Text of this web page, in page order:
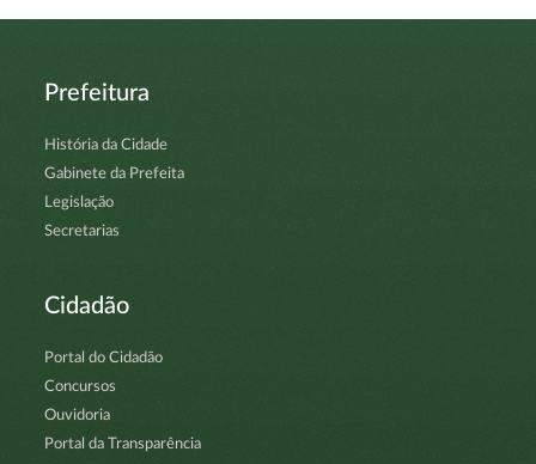
Prefeitura
História da Cidade
Gabinete da Prefeita
Legislação
Secretarias
Cidadão
Portal do Cidadão
Concursos
Ouvidoria
Portal da Transparência